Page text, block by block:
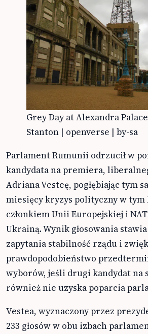
Grey Day at Alexandra
Stanton | openverse | by-sa
Parlament Rumunii odrzucił w
kandydata na premiera,
Adriana Vesteę, pogłębiając tym
miesięcy kryzys polityczny w tym
członkiem Unii Europejskiej i
Ukrainą. Wynik głosowania
zapytania stabilność rządu i
prawdopodobieństwo
wyborów, jeśli drugi kandydat na
również nie uzyska poparcia
Vestea, wyznaczony przez
233 głosów w obu izbach